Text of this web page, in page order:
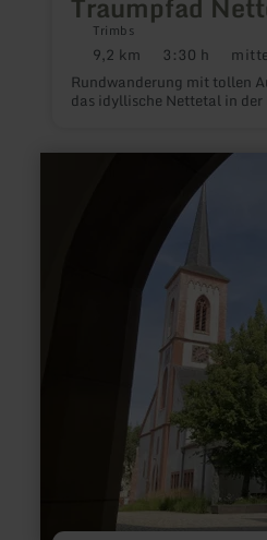
Trimbs
Distanz:
9,2 km Dauer:
3:30 h
Rundwanderung mit tollen
das idyllische Nettetal in der